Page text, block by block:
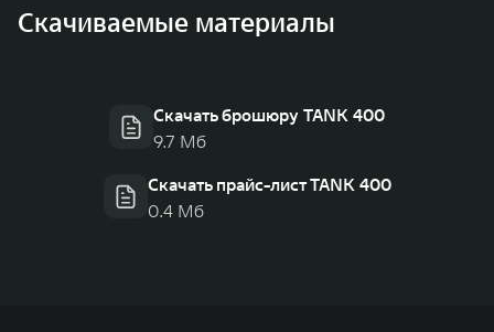
Скачиваемые материалы
Скачать брошюру TANK 400
9.7 Мб
Скачать прайс-лист TANK 400
0.4 Мб